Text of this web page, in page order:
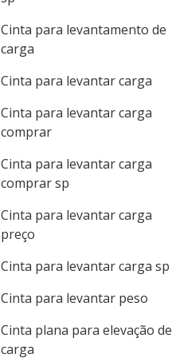
Cinta para levantamento de
carga
Cinta para levantar carga
Cinta para levantar carga
comprar
Cinta para levantar carga
comprar sp
Cinta para levantar carga
preço
Cinta para levantar carga sp
Cinta para levantar peso
Cinta plana para elevação de
carga